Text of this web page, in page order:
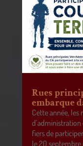
Rues
embarque
Cette année, les
d’administration
fiers de
le 20